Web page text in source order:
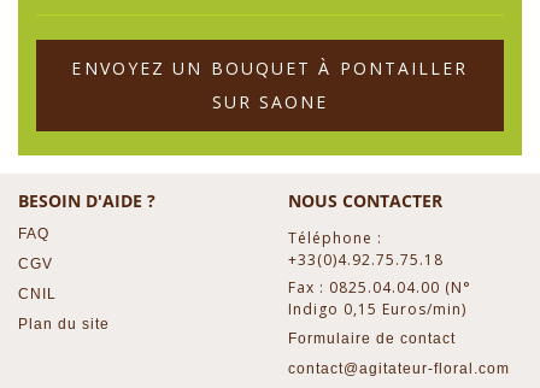
ENVOYEZ UN BOUQUET À PONTAILLER
SUR SAONE
BESOIN D'AIDE ?
FAQ
CGV
CNIL
Plan du site
NOUS CONTACTER
Téléphone :
+33(0)4.92.75.75.18
Fax : 0825.04.04.00 (N°
Indigo 0,15 Euros/min)
Formulaire de contact
contact@agitateur-floral.com